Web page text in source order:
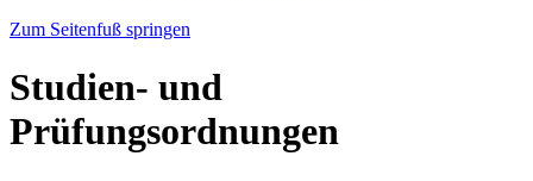
Zum Seitenfuß springen
Studien- und
Prüfungsordnungen